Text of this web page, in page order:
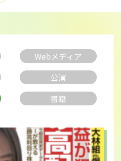
Webメディア
公演
書籍